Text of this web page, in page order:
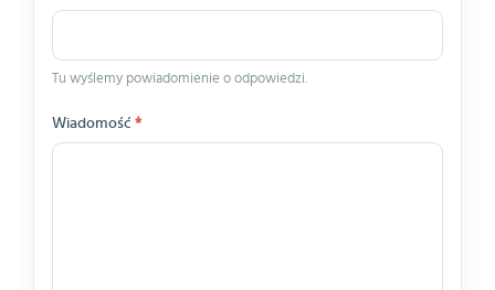
Tu wyślemy powiadomienie o odpowiedzi.
Wiadomość *